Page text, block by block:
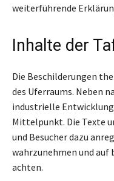
weiterführende
Inhalte der
Die Beschilderungen
des Uferraums. Neben
industrielle
Mittelpunkt. Die Texte
und Besucher dazu
wahrzunehmen und auf
achten.